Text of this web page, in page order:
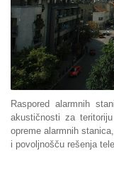
Raspored alarmnih
akustičnosti za
opreme alarmnih
i povoljnošču rešenja